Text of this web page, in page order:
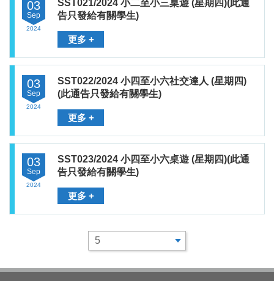
03
Sep
2024
SST021/2024 小二至小三桌遊 (星期四)(此通
告只發給有關學生)
更多 +
03
Sep
2024
SST022/2024 小四至小六社交達人 (星期四)
(此通告只發給有關學生)
更多 +
03
Sep
2024
SST023/2024 小四至小六桌遊 (星期四)(此通
告只發給有關學生)
更多 +